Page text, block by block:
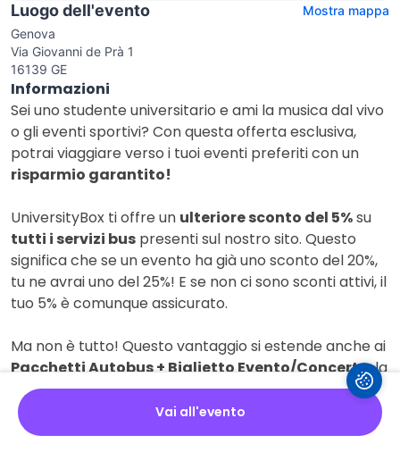
Luogo dell'evento
Mostra mappa
Genova
Via Giovanni de Prà 1
16139 GE
Informazioni
Sei uno studente universitario e ami la musica dal vivo
o gli eventi sportivi? Con questa offerta esclusiva,
potrai viaggiare verso i tuoi eventi preferiti con un
risparmio garantito!
UniversityBox ti offre un ulteriore sconto del 5%su
tutti i servizi bus presenti sul nostro sito. Questo
significa che se un evento ha già uno sconto del 20%,
tu ne avrai uno del 25%! E se non ci sono sconti attivi, il
tuo 5% è comunque assicurato.
Ma non è tutto! Questo vantaggio si estende anche ai
Pacchetti Autobus + Biglietto Evento/Concerto, la
soluzione più comoda e conveniente per non perderti
nulla. Immagina di seguire il tuo artista del cuore,
comeOllynel suo 'Tutta la Vita Tour 2025/2026', o di
Vai all'evento